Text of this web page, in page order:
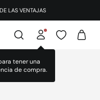
LAS VENTAJAS
tener una
de compra.